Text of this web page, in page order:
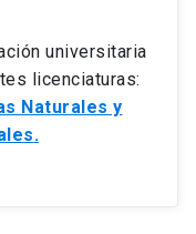
universitaria
licenciaturas:
Naturales y
.